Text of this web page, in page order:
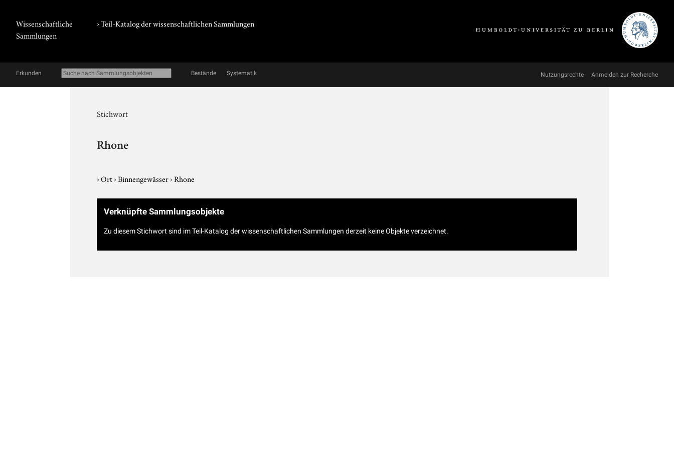
Wissenschaftliche
Sammlungen
› Teil-Katalog der wissenschaftlichen Sammlungen
Erkunden Bestände Systematik Nutzungsrechte Anmelden zur Recherche
Stichwort
Rhone
›Ort›Binnengewässer›Rhone
Verknüpfte Sammlungsobjekte
Zu diesem Stichwort sind im Teil-Katalog der wissenschaftlichen Sammlungen derzeit keine Objekte verzeichnet.